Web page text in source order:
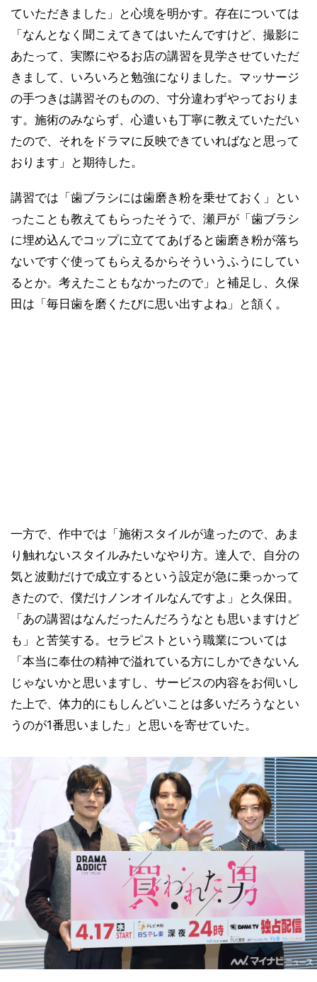
ていただきました」と心境を明かす。存在については
「なんとなく聞こえてきてはいたんですけど、撮影に
あたって、実際にやるお店の講習を見学させていただ
きまして、いろいろと勉強になりました。マッサージ
の手つきは講習そのものの、寸分違わずやっておりま
す。施術のみならず、心遣いも丁寧に教えていただい
たので、それをドラマに反映できていればなと思って
おります」と期待した。
講習では「歯ブラシには歯磨き粉を乗せておく」とい
ったことも教えてもらったそうで、瀬戸が「歯ブラシ
に埋め込んでコップに立ててあげると歯磨き粉が落ち
ないですぐ使ってもらえるからそういうふうにしてい
るとか。考えたこともなかったので」と補足し、久保
田は「毎日歯を磨くたびに思い出すよね」と頷く。
一方で、作中では「施術スタイルが違ったので、あま
り触れないスタイルみたいなやり方。達人で、自分の
気と波動だけで成立するという設定が急に乗っかって
きたので、僕だけノンオイルなんですよ」と久保田。
「あの講習はなんだったんだろうなとも思いますけど
も」と苦笑する。セラピストという職業については
「本当に奉仕の精神で溢れている方にしかできないん
じゃないかと思いますし、サービスの内容をお伺いし
た上で、体力的にもしんどいことは多いだろうなとい
うのが1番思いました」と思いを寄せていた。